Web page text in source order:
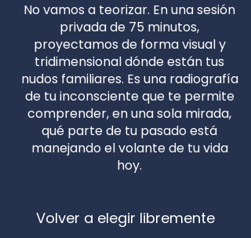
No vamos a teorizar. En una sesión
privada de 75 minutos,
proyectamos de forma visual y
tridimensional dónde están tus
nudos familiares. Es una radiografía
de tu inconsciente que te permite
comprender, en una sola mirada,
qué parte de tu pasado está
manejando el volante de tu vida
hoy.
Volver a elegir libremente